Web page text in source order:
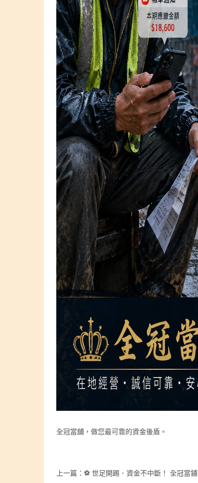
全冠當舖，做您最可靠的資金後盾。
上一篇： ⚽ 世足開踢．資金不中斷！ 全冠當鋪